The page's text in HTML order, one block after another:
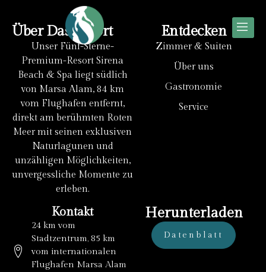
Über Das Resort
Unser Fünf-Sterne-
Premium-Resort Sirena
Beach & Spa liegt südlich
von Marsa Alam, 84 km
vom Flughafen entfernt,
direkt am berühmten Roten
Meer mit seinen exklusiven
Naturlagunen und
unzähligen Möglichkeiten,
unvergessliche Momente zu
erleben.
Entdecken
Zimmer & Suiten
Über uns
Gastronomie
Service
Kontakt
24 km vom
Stadtzentrum, 85 km
vom internationalen
Flughafen Marsa Alam
Herunterladen
Datenblatt